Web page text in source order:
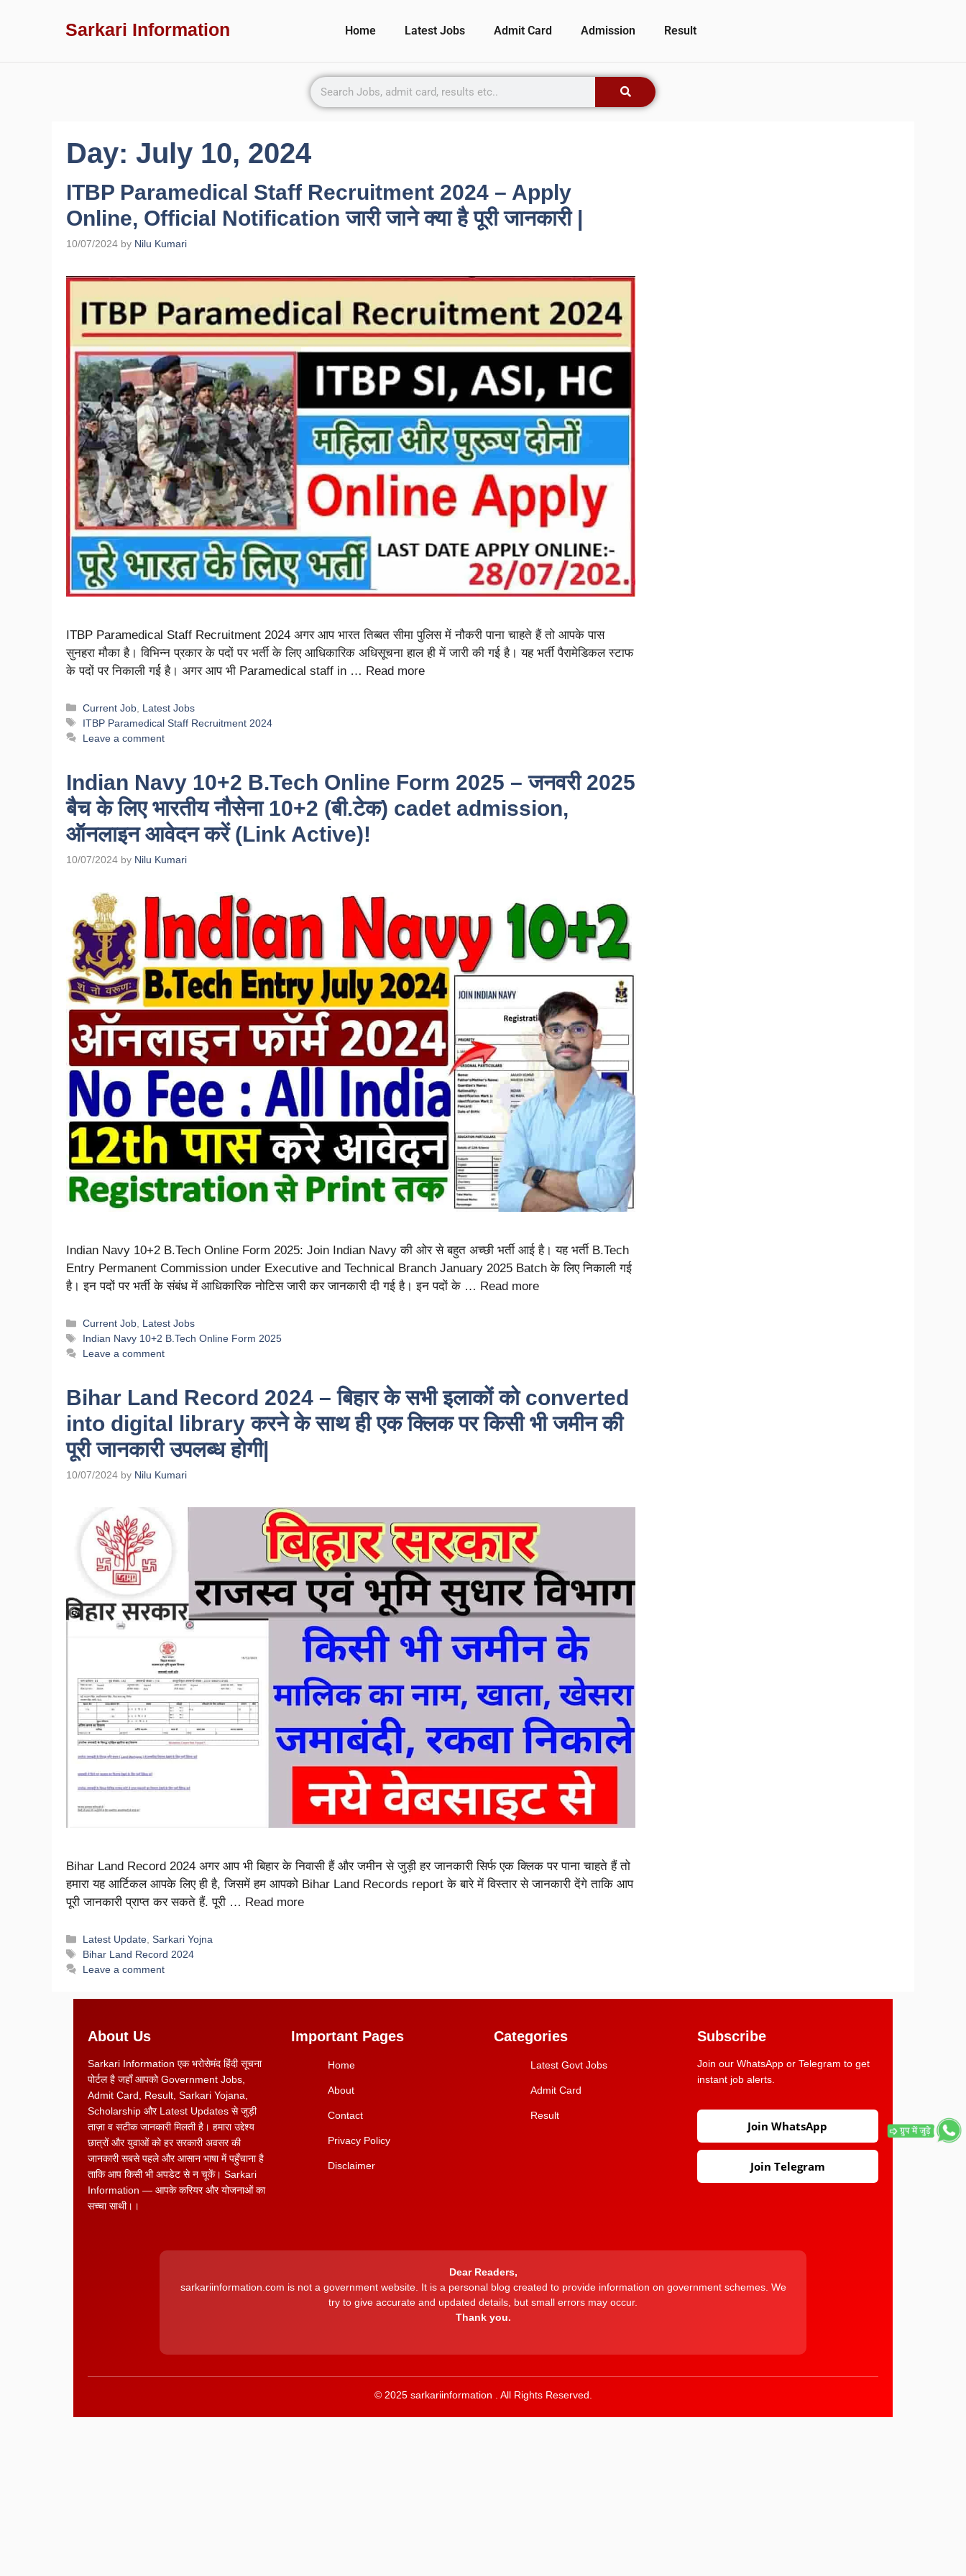
Sarkari Information Home Latest Jobs Admit Card Admission Result
Day: July 10, 2024
ITBP Paramedical Staff Recruitment 2024 – Apply
Online, Official Notification जारी जाने क्या है पूरी जानकारी |
10/07/2024 by Nilu Kumari
ITBP Paramedical Staff Recruitment 2024 अगर आप भारत तिब्बत सीमा पुलिस में नौकरी पाना चाहते हैं तो आपके पास
सुनहरा मौका है। विभिन्न प्रकार के पदों पर भर्ती के लिए आधिकारिक अधिसूचना हाल ही में जारी की गई है। यह भर्ती पैरामेडिकल स्टाफ
के पदों पर निकाली गई है। अगर आप भी Paramedical staff in … Read more
Current Job Latest Jobs
ITBP Paramedical Staff Recruitment 2024
Leave a comment
Indian Navy 10+2 B.Tech Online Form 2025 – जनवरी 2025
बैच के लिए भारतीय नौसेना 10+2 (बी.टेक) cadet admission,
ऑनलाइन आवेदन करें (Link Active)!
10/07/2024 by Nilu Kumari
Indian Navy 10+2 B.Tech Online Form 2025: Join Indian Navy की ओर से बहुत अच्छी भर्ती आई है। यह भर्ती B.Tech
Entry Permanent Commission under Executive and Technical Branch January 2025 Batch के लिए निकाली गई
है। इन पदों पर भर्ती के संबंध में आधिकारिक नोटिस जारी कर जानकारी दी गई है। इन पदों के … Read more
Current Job, Latest Jobs
Indian Navy 10+2 B.Tech Online Form 2025
Leave a comment
Bihar Land Record 2024 – बिहार के सभी इलाकों को converted
into digital library करने के साथ ही एक क्लिक पर किसी भी जमीन की
पूरी जानकारी उपलब्ध होगी|
10/07/2024 by Nilu Kumari
Bihar Land Record 2024 अगर आप भी बिहार के निवासी हैं और जमीन से जुड़ी हर जानकारी सिर्फ एक क्लिक पर पाना चाहते हैं तो
हमारा यह आर्टिकल आपके लिए ही है, जिसमें हम आपको Bihar Land Records report के बारे में विस्तार से जानकारी देंगे ताकि आप
पूरी जानकारी प्राप्त कर सकते हैं. पूरी … Read more
Latest Update ,Sarkari Yojna
Bihar Land Record 2024
Leave a comment
About Us
Sarkari Information एक भरोसेमंद हिंदी सूचना
पोर्टल है जहाँ आपको Government Jobs,
Admit Card, Result, Sarkari Yojana,
Scholarship और Latest Updates से जुड़ी
ताज़ा व सटीक जानकारी मिलती है। हमारा उद्देश्य
छात्रों और युवाओं को हर सरकारी अवसर की
जानकारी सबसे पहले और आसान भाषा में पहुँचाना है
ताकि आप किसी भी अपडेट से न चूकें। Sarkari
Information — आपके करियर और योजनाओं का
सच्चा साथी।।
Important Pages
Home
About
Contact
Privacy Policy
Disclaimer
Categories
Latest Govt Jobs
Admit Card
Result
Subscribe
Join our WhatsApp or Telegram to get
instant job alerts.
Join WhatsApp
Join Telegram
Dear Readers,
sarkariinformation.com is not a government website. It is a personal blog created to provide information on government schemes. We
try to give accurate and updated details, but small errors may occur.
Thank you.
© 2025 sarkariinformation . All Rights Reserved.